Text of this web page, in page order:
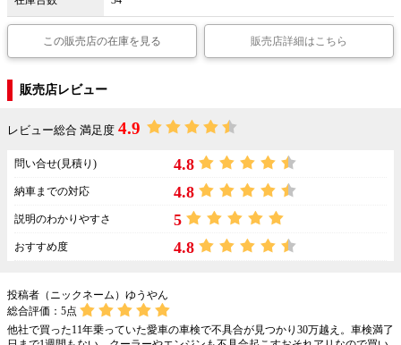
この販売店の在庫を見る 販売店詳細はこちら
販売店レビュー
レビュー総合 満足度 4.9
問い合せ(見積り) 4.8
納車までの対応 4.8
説明のわかりやすさ 5
おすすめ度 4.8
投稿者（ニックネーム）ゆうやん
総合評価： 5点
他社で買った11年乗っていた愛車の車検で不具合が見つかり30万越え。車検満了